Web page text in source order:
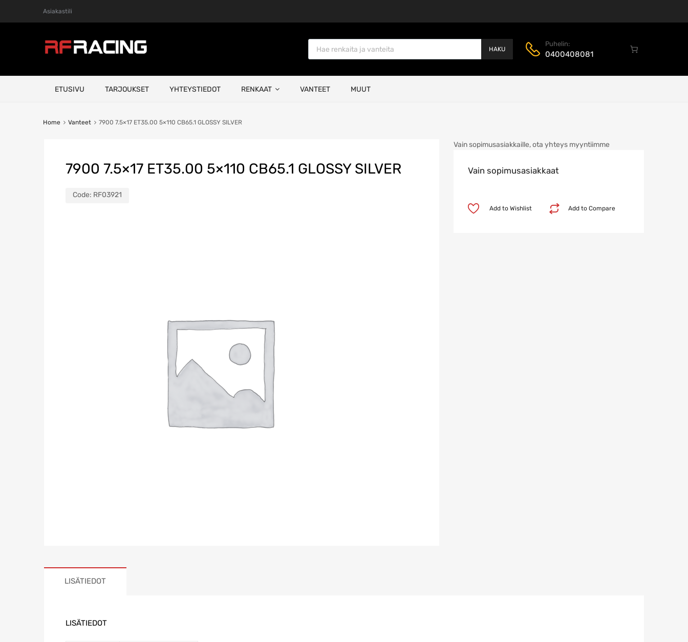
Asiakastili
Products search
HAKU
Puhelin:
0400408081
ETUSIVU TARJOUKSET YHTEYSTIEDOT RENKAAT VANTEET MUUT
Home Vanteet 7900 7.5×17 ET35.00 5×110 CB65.1 GLOSSY SILVER
7900 7.5×17 ET35.00 5×110 CB65.1 GLOSSY SILVER
Code: RF03921
Vain sopimusasiakkaille, ota yhteys myyntiimme
Vain sopimusasiakkaat
Add to Compare
Add to Wishlist
LISÄTIEDOT
LISÄTIEDOT